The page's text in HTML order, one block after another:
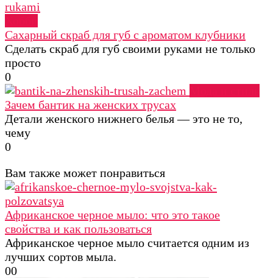
Сахарный скраб для губ с ароматом клубники
Сделать скраб для губ своими руками не только
просто
0
Зачем бантик на женских трусах
Детали женского нижнего белья — это не то,
чему
0
Вам также может понравиться
Африканское черное мыло: что это такое
свойства и как пользоваться
Африканское черное мыло считается одним из
лучших сортов мыла.
00